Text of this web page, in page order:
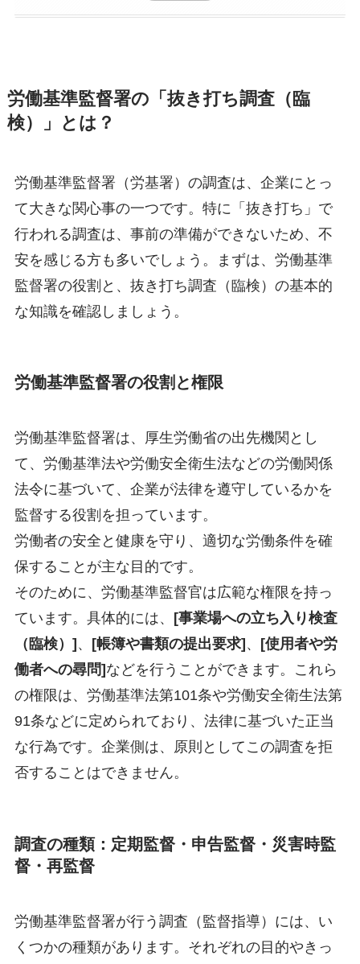
労働基準監督署の「抜き打ち調査（臨
検）」とは？
労働基準監督署（労基署）の調査は、企業にとっ
て大きな関心事の一つです。特に「抜き打ち」で
行われる調査は、事前の準備ができないため、不
安を感じる方も多いでしょう。まずは、労働基準
監督署の役割と、抜き打ち調査（臨検）の基本的
な知識を確認しましょう。
労働基準監督署の役割と権限
労働基準監督署は、厚生労働省の出先機関とし
て、労働基準法や労働安全衛生法などの労働関係
法令に基づいて、企業が法律を遵守しているかを
監督する役割を担っています。
労働者の安全と健康を守り、適切な労働条件を確
保することが主な目的です。
そのために、労働基準監督官は広範な権限を持っ
ています。具体的には、
[事業場への立ち入り検査
（臨検）] 、 [帳簿や書類の提出要求] 、
[使用者や労
働者への尋問] などを行うことができます。これら
の権限は、労働基準法第101条や労働安全衛生法第
91条などに定められており、法律に基づいた正当
な行為です。企業側は、原則としてこの調査を拒
否することはできません。
調査の種類：定期監督・申告監督・災害時監
督・再監督
労働基準監督署が行う調査（監督指導）には、い
くつかの種類があります。それぞれの目的やきっ